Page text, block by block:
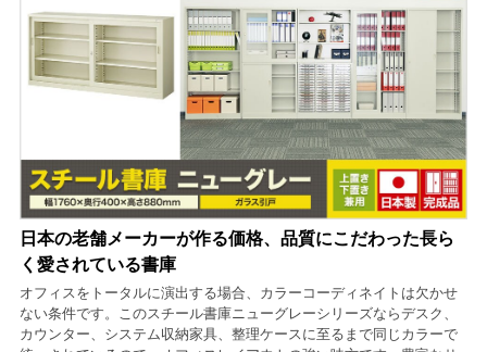
日本の老舗メーカーが作る価格、品質にこだわった長ら
く愛されている書庫
オフィスをトータルに演出する場合、カラーコーディネイトは欠かせ
ない条件です。このスチール書庫ニューグレーシリーズならデスク、
カウンター、システム収納家具、整理ケースに至るまで同じカラーで